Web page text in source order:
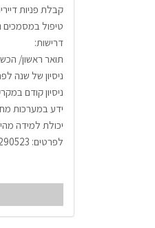
קבלת פניות
טיפול במסמכים
דרישות:
תואר ראשון/
ניסיון של שנה
ניסיון קודם
ידע במערכות
יכולת למידה
לפרטים: 0508290523